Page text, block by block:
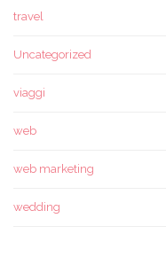
travel
Uncategorized
viaggi
web
web marketing
wedding